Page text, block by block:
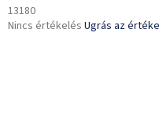
13180
A
Nincs értékelés Ugrás az